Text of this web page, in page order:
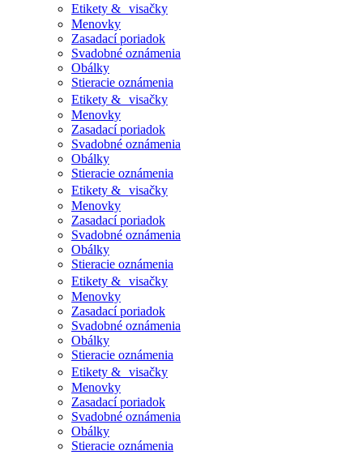
Etikety & visačky
Menovky
Zasadací poriadok
Svadobné oznámenia
Obálky
Stieracie oznámenia
Etikety & visačky
Menovky
Zasadací poriadok
Svadobné oznámenia
Obálky
Stieracie oznámenia
Etikety & visačky
Menovky
Zasadací poriadok
Svadobné oznámenia
Obálky
Stieracie oznámenia
Etikety & visačky
Menovky
Zasadací poriadok
Svadobné oznámenia
Obálky
Stieracie oznámenia
Etikety & visačky
Menovky
Zasadací poriadok
Svadobné oznámenia
Obálky
Stieracie oznámenia